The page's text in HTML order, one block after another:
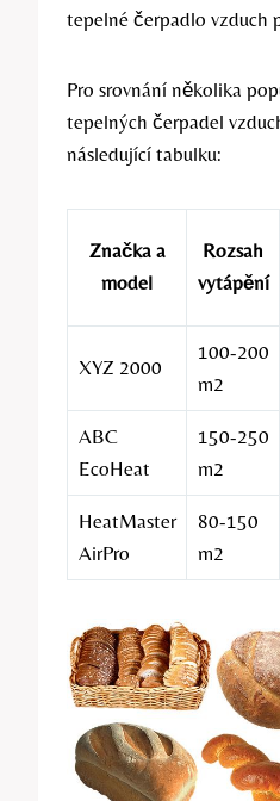
tepelné čerpadlo vzduch
Pro srovnání několika
tepelných čerpadel
následující tabulku:
Značka a
model
Rozsah
vytápění
XYZ 2000
100-200
m2
ABC
EcoHeat
150-250
m2
HeatMaster
AirPro
80-150
m2